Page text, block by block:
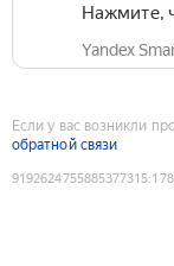
Нажмите,
Yandex
Если у вас возникли
обратной связи
9192624755885377315: